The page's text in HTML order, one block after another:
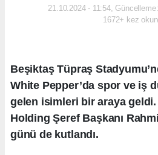
21.10.2024 - 11:54,
1672+ kez
Beşiktaş Tüpraş
White Pepper’da spor ve iş
gelen isimleri bir araya
Holding Şeref Başkanı
günü de kutlandı.